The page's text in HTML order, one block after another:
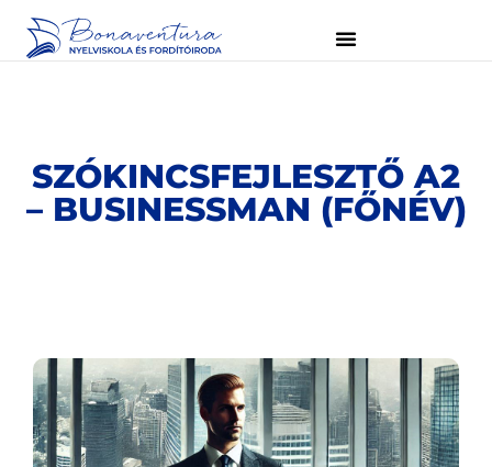
SZÓKINCSFEJLESZTŐ A2
– BUSINESSMAN (FŐNÉV)